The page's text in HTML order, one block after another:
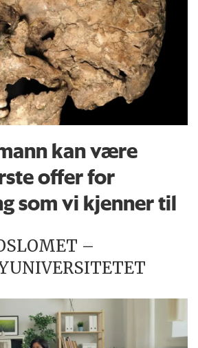
kan være
offer for
som vi kjenner til
–